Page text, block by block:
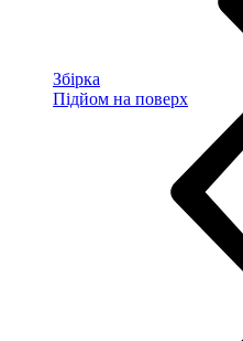
Збірка
Підйом на поверх